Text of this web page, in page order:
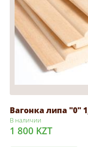
Вагонка липа "0"
В наличии
1 800 KZT